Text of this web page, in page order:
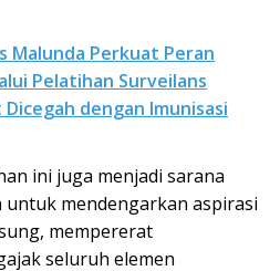
Malunda Perkuat Peran
Pelatihan Surveilans
dengan Imunisasi
ini juga menjadi sarana
mendengarkan aspirasi
mempererat
seluruh elemen